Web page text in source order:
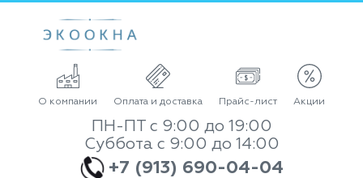
О компании Оплата и доставка Прайс-лист Акции
ПН-ПТ с 9:00 до 19:00
Суббота с 9:00 до 14:00
+7 (913) 690-04-04